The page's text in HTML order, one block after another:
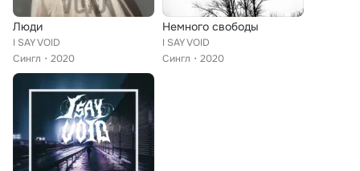
Люди
I SAY VOID
Сингл
2020
Немного свободы
I SAY VOID
Сингл
2020